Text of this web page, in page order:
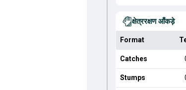
क्षेत्ररक्षण आँकड़े
Format
Catches
Stumps